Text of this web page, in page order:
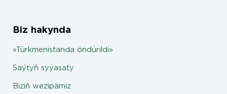
Biz hakynda
«Türkmenistanda öndürildi»
Saýtyň syýasaty
Biziň wezipämiz